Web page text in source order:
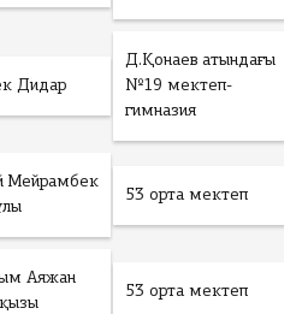
Дидар
Д.Қонаев атындағы
№19 мектеп-
гимназия
Мейрамбек
53 орта мектеп
Аяжан
53 орта мектеп